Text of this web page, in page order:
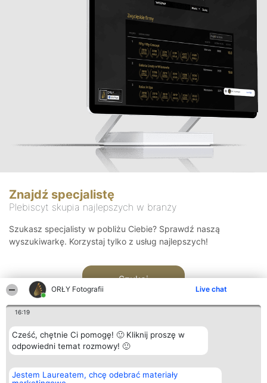
ORŁY Fotografii Live chat
16:19
Cześć, chętnie Ci pomogę! 🙂 Kliknij proszę w
odpowiedni temat rozmowy! 🙂
Jestem Laureatem, chcę odebrać materiały
Znajdź specjalistę
Plebiscyt skupia najlepszych w branży
Szukasz specjalisty w pobliżu Ciebie? Sprawdź naszą
wyszukiwarkę. Korzystaj tylko z usług najlepszych!
Szukaj
Organizator plebiscytu
Bright Side Solutions sp. z o.
Plebiscyt
Laureaci
Kontakt
Kontakt